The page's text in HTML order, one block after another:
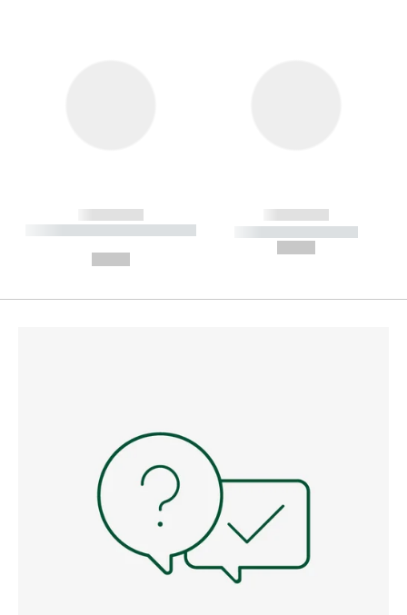
------------
----------- ----------- --------
------------
----------- -----------